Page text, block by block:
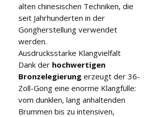
alten chinesischen Techniken, die
seit Jahrhunderten in der
Gongherstellung verwendet
werden.
Ausdrucksstarke Klangvielfalt
Dank der hochwertigen
Bronzelegierung erzeugt der 36-
Zoll-Gong eine enorme Klangfülle:
vom dunklen, lang anhaltenden
Brummen bis zu intensiven,